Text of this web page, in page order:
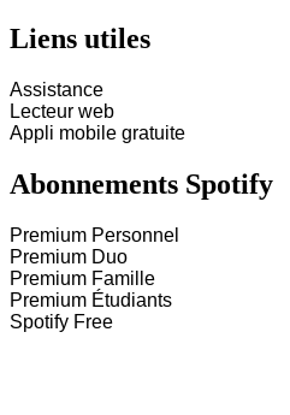
Liens utiles
Assistance
Lecteur web
Appli mobile gratuite
Abonnements Spotify
Premium Personnel
Premium Duo
Premium Famille
Premium Étudiants
Spotify Free